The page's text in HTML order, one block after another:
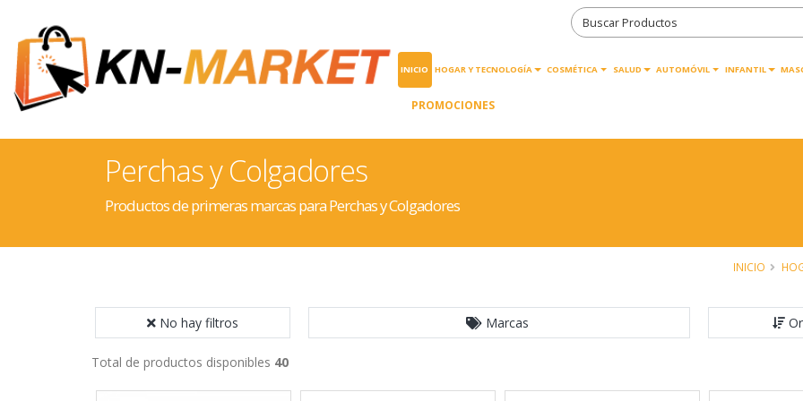
INICIO HOGAR Y TECNOLOGÍA COSMÉTICA SALUD AUTOMÓVIL INFANTIL
PROMOCIONES
Perchas y Colgadores
Productos de primeras marcas para Perchas y Colgadores
INICIO
No hay filtros Marcas
Total de productos disponibles 40